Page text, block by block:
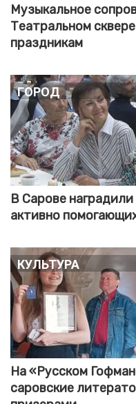
Музыкальное
Театральном
праздникам
Город
В Сарове
активно
Культура
На «Русском
саровские